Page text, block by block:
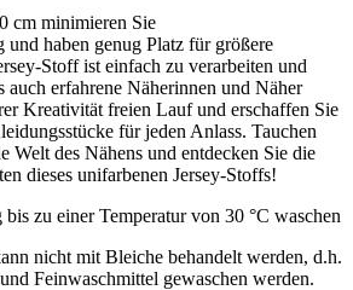
cm minimieren Sie
haben genug Platz für größere
Stoff ist einfach zu verarbeiten und
erfahrene Näherinnen und Näher
Kreativität freien Lauf und erschaffen Sie
für jeden Anlass. Tauchen
Welt des Nähens und entdecken Sie die
dieses unifarbenen Jersey-Stoffs!
zu einer Temperatur von 30 °C waschen
nicht mit Bleiche behandelt werden, d.h.
Feinwaschmittel gewaschen werden.